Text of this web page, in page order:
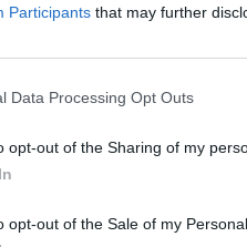
Participants that may further
Data Processing Opt Outs
opt-out of the Sharing of my
opt-out of the Sale of my Personal
la bella localidad de
de piedra que se
las bellas vistas del
junto a dos
el punto más alto de la
por un sendero,
desde esta